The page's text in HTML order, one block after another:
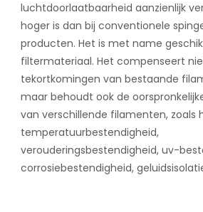
luchtdoorlaatbaarheid aanzienlijk
hoger is dan bij conventionele
producten. Het is met name
filtermateriaal. Het compenseert
tekortkomingen van bestaande
maar behoudt ook de
van verschillende filamenten, zoals
temperatuurbestendigheid,
verouderingsbestendigheid, uv-
corrosiebestendigheid,